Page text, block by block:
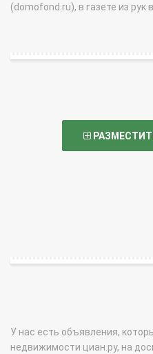
(domofond.ru), в газете из рук
У нас есть объявления,
недвижимости циан.ру, на